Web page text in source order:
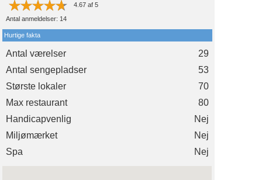
4.67 af 5
Antal anmeldelser: 14
Hurtige fakta
Antal værelser
29
Antal sengepladser
53
Største lokaler
70
Max restaurant
80
Handicapvenlig
Nej
Miljømærket
Nej
Spa
Nej